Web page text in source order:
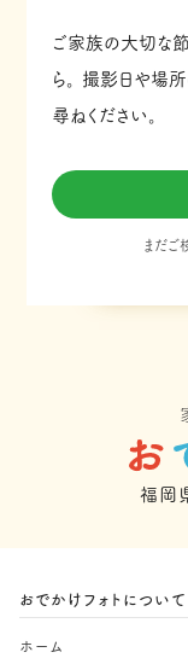
ご家族の大切な
ら。
撮影日や場所
尋ねください。
まだご
福岡
おでかけフォトについて
ホーム